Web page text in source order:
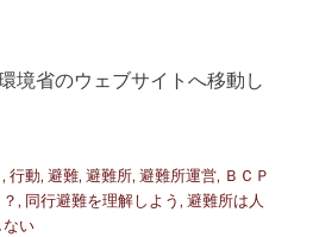
環境省のウェブサイトへ移動し
,行動,避難,避難所,避難所運営, ＢＣＰ
, 同行避難を理解しよう ,避難所は人
ない